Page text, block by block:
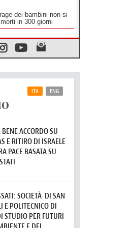
dei bambini non si
in 300 giorni
non c'è accordo tra
del "Go! Franciscan
da Assisi uno
la visita di Papa Leone
Guccini,
ha interpretato come
del Papa e dei giovani
al Papa: "Oggi
Chiesa"